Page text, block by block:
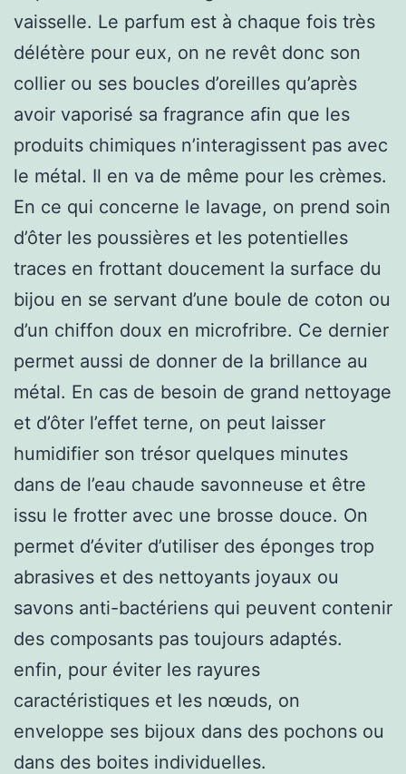
vaisselle. Le parfum est à chaque fois très
délétère pour eux, on ne revêt donc son
collier ou ses boucles d’oreilles qu’après
avoir vaporisé sa fragrance afin que les
produits chimiques n’interagissent pas avec
le métal. Il en va de même pour les crèmes.
En ce qui concerne le lavage, on prend soin
d’ôter les poussières et les potentielles
traces en frottant doucement la surface du
bijou en se servant d’une boule de coton ou
d’un chiffon doux en microfribre. Ce dernier
permet aussi de donner de la brillance au
métal. En cas de besoin de grand nettoyage
et d’ôter l’effet terne, on peut laisser
humidifier son trésor quelques minutes
dans de l’eau chaude savonneuse et être
issu le frotter avec une brosse douce. On
permet d’éviter d’utiliser des éponges trop
abrasives et des nettoyants joyaux ou
savons anti-bactériens qui peuvent contenir
des composants pas toujours adaptés.
enfin, pour éviter les rayures
caractéristiques et les nœuds, on
enveloppe ses bijoux dans des pochons ou
dans des boites individuelles.